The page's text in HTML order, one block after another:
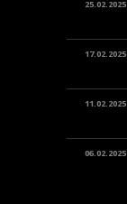
25.02.2025
17.02.2025
11.02.2025
06.02.2025